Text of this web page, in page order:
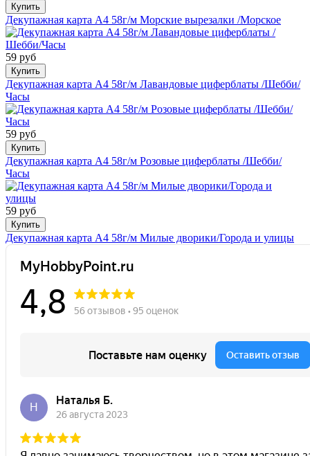
Купить
Декупажная карта А4 58г/м Морские вырезалки /Морское
59 руб
Купить
Декупажная карта А4 58г/м Лавандовые циферблаты /Шебби/
Часы
59 руб
Купить
Декупажная карта А4 58г/м Розовые циферблаты /Шебби/
Часы
59 руб
Купить
Декупажная карта А4 58г/м Милые дворики/Города и улицы